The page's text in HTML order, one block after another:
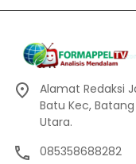
Alamat Redaksi
Batu Kec,
Utara.
085358688282